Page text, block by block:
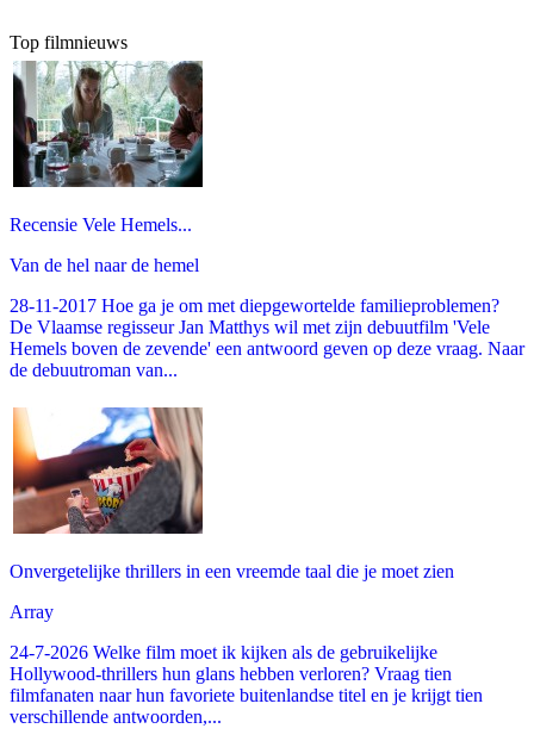
Top filmnieuws
Recensie Vele Hemels...
Van de hel naar de hemel
28-11-2017 Hoe ga je om met diepgewortelde familieproblemen?
De Vlaamse regisseur Jan Matthys wil met zijn debuutfilm 'Vele
Hemels boven de zevende' een antwoord geven op deze vraag. Naar
de debuutroman van...
Onvergetelijke thrillers in een vreemde taal die je moet zien
Array
24-7-2026 Welke film moet ik kijken als de gebruikelijke
Hollywood-thrillers hun glans hebben verloren? Vraag tien
filmfanaten naar hun favoriete buitenlandse titel en je krijgt tien
verschillende antwoorden,...